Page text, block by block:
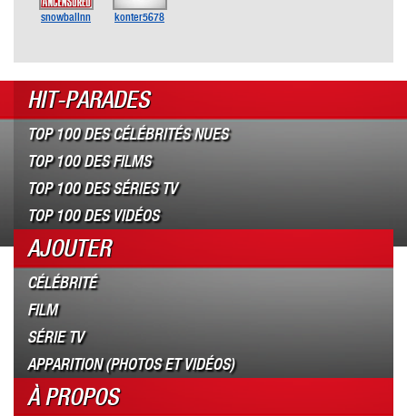
snowballnn konter5678
HIT-PARADES
TOP 100 DES CÉLÉBRITÉS NUES
TOP 100 DES FILMS
TOP 100 DES SÉRIES TV
TOP 100 DES VIDÉOS
AJOUTER
CÉLÉBRITÉ
FILM
SÉRIE TV
APPARITION (PHOTOS ET VIDÉOS)
À PROPOS